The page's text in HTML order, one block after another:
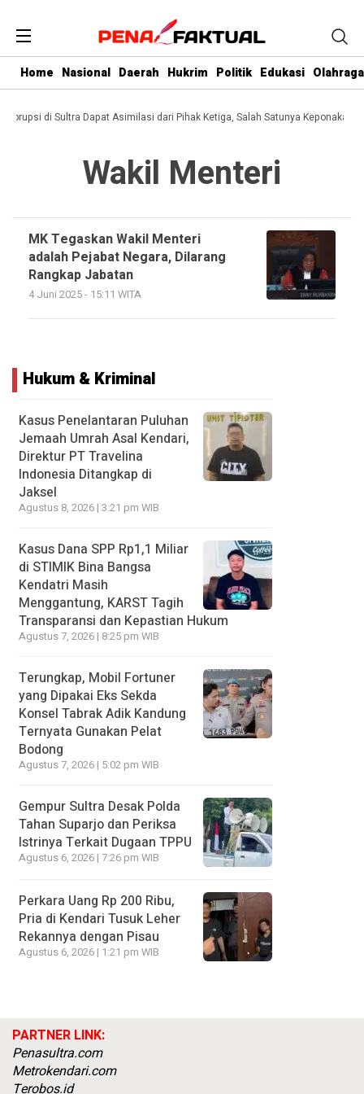
Home Nasional Daerah Hukrim Politik Edukasi Olahraga
Korupsi di Sultra Dapat Asimilasi dari Pihak Ketiga, Salah Satunya Keponakan
Wakil Menteri
MK Tegaskan Wakil Menteri
adalah Pejabat Negara, Dilarang
Rangkap Jabatan
4 Juni 2025 - 15:11 WITA
Hukum & Kriminal
Kasus Penelantaran Puluhan
Jemaah Umrah Asal Kendari,
Direktur PT Travelina
Indonesia Ditangkap di
Jaksel
Agustus 8, 2026 | 3:21 pm WIB
Kasus Dana SPP Rp1,1 Miliar
di STIMIK Bina Bangsa
Kendatri Masih
Menggantung, KARST Tagih
Transparansi dan Kepastian Hukum
Agustus 7, 2026 | 8:25 pm WIB
Terungkap, Mobil Fortuner
yang Dipakai Eks Sekda
Konsel Tabrak Adik Kandung
Ternyata Gunakan Pelat
Bodong
Agustus 7, 2026 | 5:02 pm WIB
Gempur Sultra Desak Polda
Tahan Suparjo dan Periksa
Istrinya Terkait Dugaan TPPU
Agustus 6, 2026 | 7:26 pm WIB
Perkara Uang Rp 200 Ribu,
Pria di Kendari Tusuk Leher
Rekannya dengan Pisau
Agustus 6, 2026 | 1:21 pm WIB
PARTNER LINK:
Penasultra.com
Metrokendari.com
Terobos.id